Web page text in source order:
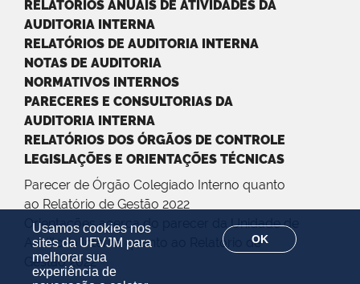
Usamos cookies nos
sites da UFVJM para
melhorar sua
experiência de
OK
RELATÓRIOS ANUAIS DE ATIVIDADES DA
AUDITORIA INTERNA
RELATÓRIOS DE AUDITORIA INTERNA
NOTAS DE AUDITORIA
NORMATIVOS INTERNOS
PARECERES E CONSULTORIAS DA
AUDITORIA INTERNA
RELATÓRIOS DOS ÓRGÃOS DE CONTROLE
LEGISLAÇÕES E ORIENTAÇÕES TÉCNICAS
Parecer de Órgão Colegiado Interno quanto
ao Relatório de Gestão 2022
Orientações acerca do parecer da Unidade de
Auditoria Interna quanto ao Relatório de
Gestão 2022